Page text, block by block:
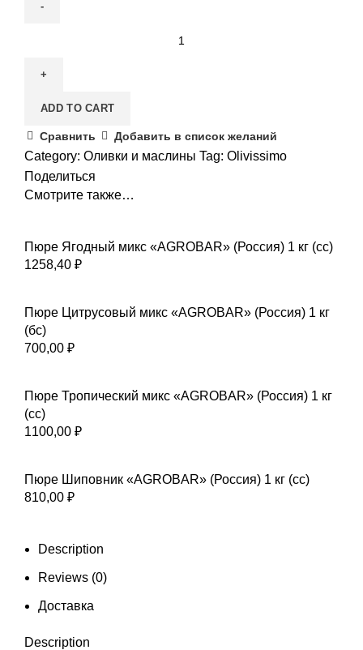
ADD TO CART
Сравнить Добавить в список желаний
Category: Оливки и маслины Tag: Olivissimo
Поделиться
Смотрите также…
Пюре Ягодный микс «AGROBAR» (Россия) 1 кг (сс)
1258,40 ₽
Пюре Цитрусовый микс «AGROBAR» (Россия) 1 кг
(бс)
700,00 ₽
Пюре Тропический микс «AGROBAR» (Россия) 1 кг
(сс)
1100,00 ₽
Пюре Шиповник «AGROBAR» (Россия) 1 кг (сс)
810,00 ₽
Description
Reviews (0)
Доставка
Description